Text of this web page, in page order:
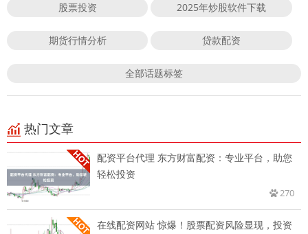
股票投资 2025年炒股软件下载
期货行情分析 贷款配资
全部话题标签
热门文章
配资平台代理 东方财富配资：专业平台，助您
轻松投资
270
在线配资网站 惊爆！股票配资风险显现，投资